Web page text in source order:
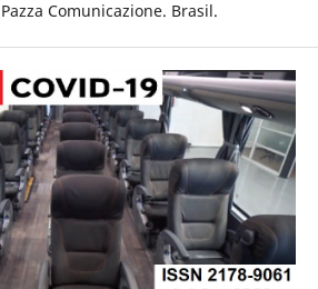
Comunicazione. Brasil.